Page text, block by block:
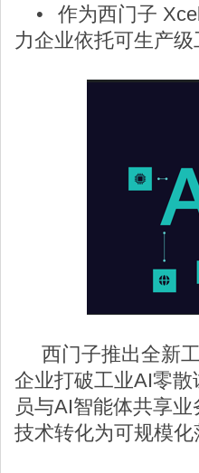
•
作为西门子
力企业依托可生产
西门子推出全新工
企业打破工业AI零
员与AI智能体共享
技术转化为可规模化